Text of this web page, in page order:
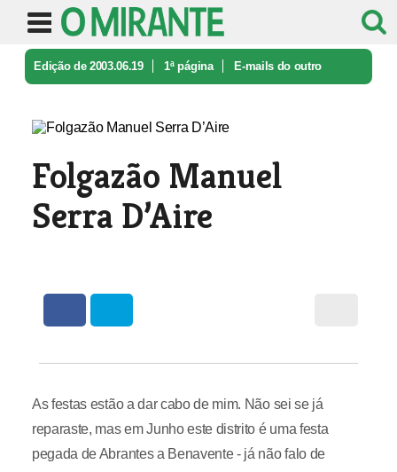
Edição de 2003.06.19 1ª página E-mails do outro
Folgazão Manuel
Serra D’Aire
As festas estão a dar cabo de mim. Não sei se já
reparaste, mas em Junho este distrito é uma festa
pegada de Abrantes a Benavente - já não falo de